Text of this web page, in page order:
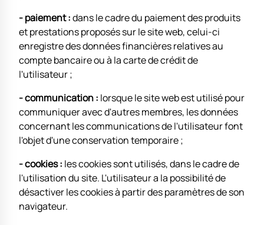
- paiement :dans le cadre du paiement des produits
et prestations proposés sur le site web, celui-ci
enregistre des données financières relatives au
compte bancaire ou à la carte de crédit de
l'utilisateur ;
- communication : lorsque le site web est utilisé pour
communiquer avec d'autres membres, les données
concernant les communications de l'utilisateur font
l'objet d'une conservation temporaire ;
- cookies : les cookies sont utilisés, dans le cadre de
l'utilisation du site. L'utilisateur a la possibilité de
désactiver les cookies à partir des paramètres de son
navigateur.